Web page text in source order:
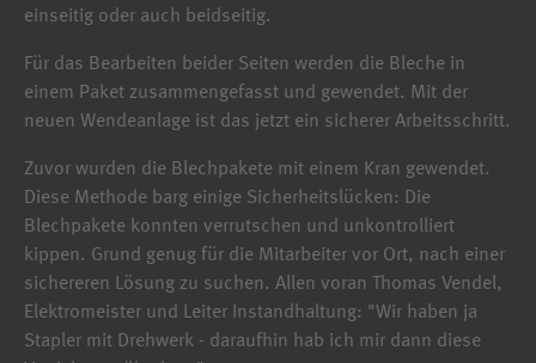
Management Platform
einseitig oder auch beidseitig.
Für das Bearbeiten beider Seiten werden die Bleche in
einem Paket zusammengefasst und gewendet. Mit der
neuen Wendeanlage ist das jetzt ein sicherer Arbeitsschritt.
Zuvor wurden die Blechpakete mit einem Kran gewendet.
Diese Methode barg einige Sicherheitslücken: Die
Blechpakete konnten verrutschen und unkontrolliert
kippen. Grund genug für die Mitarbeiter vor Ort, nach einer
sichereren Lösung zu suchen. Allen voran Thomas Vendel,
Elektromeister und Leiter Instandhaltung: "Wir haben ja
Stapler mit Drehwerk - daraufhin hab ich mir dann diese